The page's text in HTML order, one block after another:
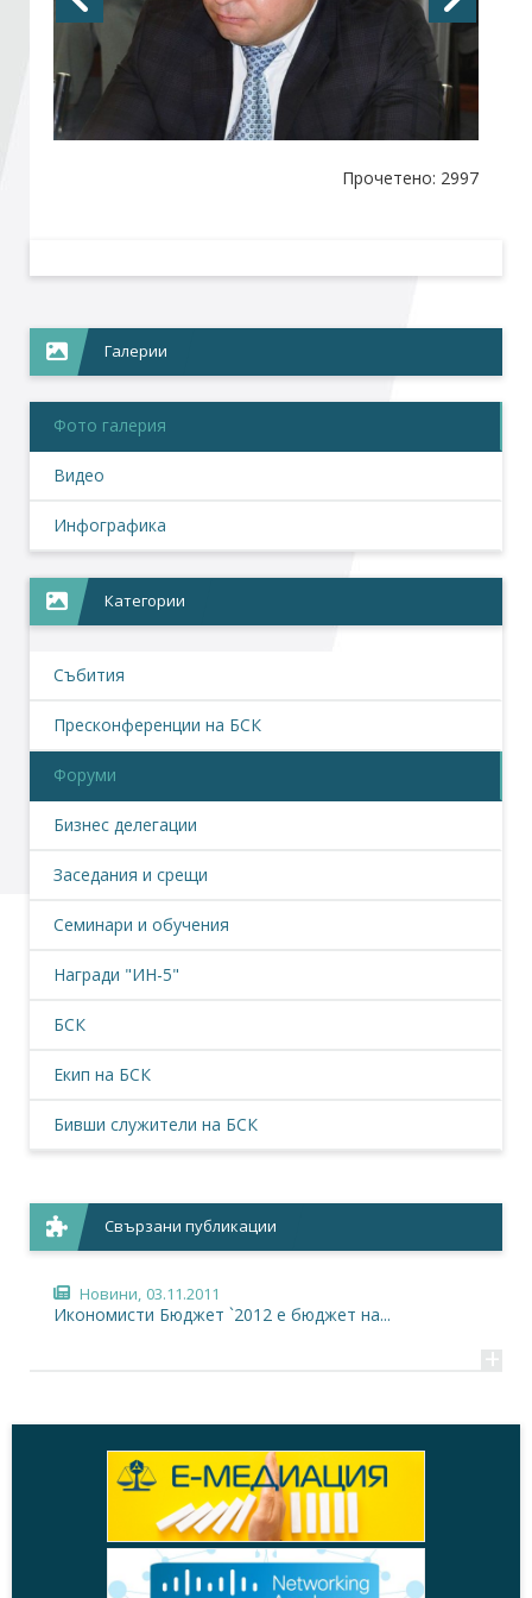
Стани член
Прочетено: 2997
Галерии
Фото галерия
Видео
Инфографика
Категории
Събития
Пресконференции на БСК
Форуми
Бизнес делегации
Заседания и срещи
Семинари и обучения
Награди "ИН-5"
БСК
Екип на БСК
Бивши служители на БСК
Свързани публикации
Новини, 03.11.2011
Икономисти Бюджет `2012 е бюджет на...
+